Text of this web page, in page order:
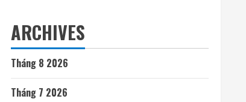
ARCHIVES
Tháng 8 2026
Tháng 7 2026